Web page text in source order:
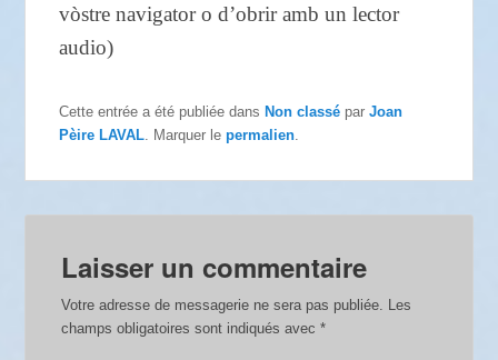
vòstre navigator o d’obrir amb un lector
audio)
Cette entrée a été publiée dansNon classé parJoan
Pèire LAVAL . Marquer lepermalien
Laisser un commentaire
Votre adresse de messagerie ne sera pas publiée. Les
champs obligatoires sont indiqués avec*